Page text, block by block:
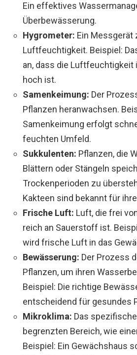
Ein effektives
Überbewässerung.
Hygrometer: Ein Messgerät
Luftfeuchtigkeit. Beispiel:
an, dass die Luftfeuchtigkeit
hoch ist.
Samenkeimung: Der
Pflanzen heranwachsen.
Samenkeimung erfolgt
feuchten Umfeld.
Sukkulenten: Pflanzen, die
Blättern oder Stängeln
Trockenperioden zu
Kakteen sind bekannt für
Frische Luft: Luft, die frei
reich an Sauerstoff ist.
wird frische Luft in das
Bewässerung: Der Prozess
Pflanzen, um ihren
Beispiel: Die richtige
entscheidend für gesundes
Mikroklima: Das
begrenzten Bereich, wie
Beispiel: Ein Gewächshaus